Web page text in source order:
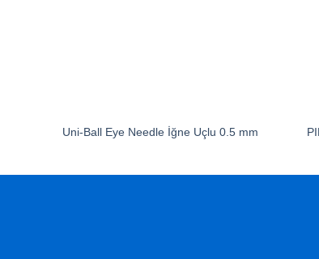
Uni-Ball Eye Needle İğne Uçlu 0.5 mm